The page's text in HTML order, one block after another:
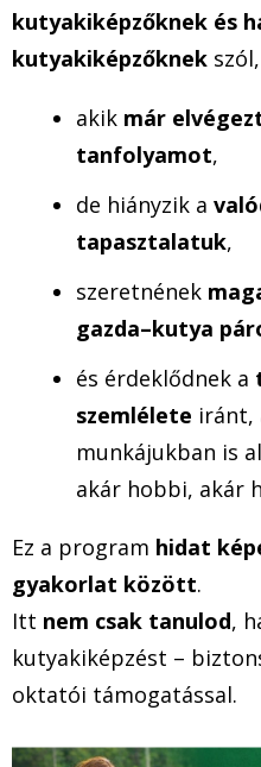
kutyakiképzőknek és
kutyakiképzőknek szól,
akik már
tanfolyamot,
de hiányzik a
tapasztalatuk,
szeretnének
gazda–kutya
és érdeklődnek a
szemlélete iránt,
munkájukban is
akár hobbi, akár
Ez a program hidat
gyakorlat között.
Itt nem csak tanulod,
kutyakiképzést –
oktatói támogatással.